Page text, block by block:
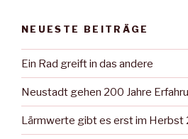
NEUESTE BEITRÄGE
Ein Rad greift in das andere
Neustadt gehen 200 Jahre
Lärmwerte gibt es erst im Herbst